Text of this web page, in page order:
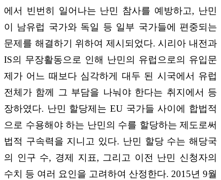
에서 빈번히 일어나는 난민 참사를 예방하고, 난민
이 남유럽 국가와 독일 등 일부 국가들에 편중되는
문제를 해결하기 위하여 제시되었다. 시리아 내전과
IS의 무장활동으로 인해 난민의 유럽으로의 유입문
제가 어느 때보다 심각하게 대두 된 시국에서 유럽
전체가 함께 그 부담을 나눠야 한다는 취지에서 등
장하였다. 난민 할당제는 EU 국가들 사이에 합법적
으로 수용해야 하는 난민의 수를 할당하는 제도로써
법적 구속력을 지니고 있다. 난민 할당 수는 해당국
의 인구 수, 경제 지표, 그리고 이전 난민 신청자의
수치 등 여러 요인을 고려하여 산정한다. 2015년 9월